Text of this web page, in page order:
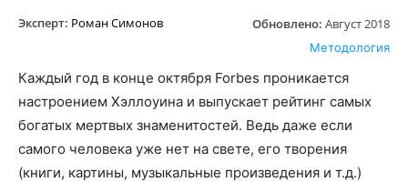
Эксперт: Роман Симонов Обновлено: Август 2018
Методология
Каждый год в конце октября Forbes проникается
настроением Хэллоуина и выпускает рейтинг самых
богатых мертвых знаменитостей. Ведь даже если
самого человека уже нет на свете, его творения
(книги, картины, музыкальные произведения и т.д.)